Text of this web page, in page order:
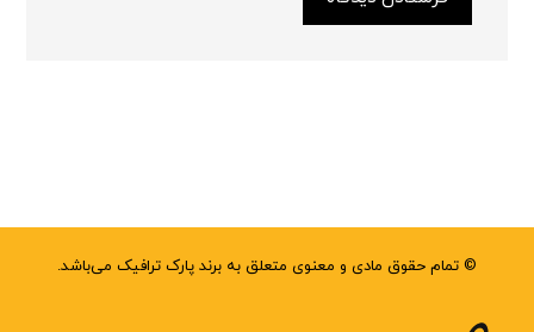
© تمام حقوق مادی و معنوی متعلق به برند پارک ترافیک می‌باشد.